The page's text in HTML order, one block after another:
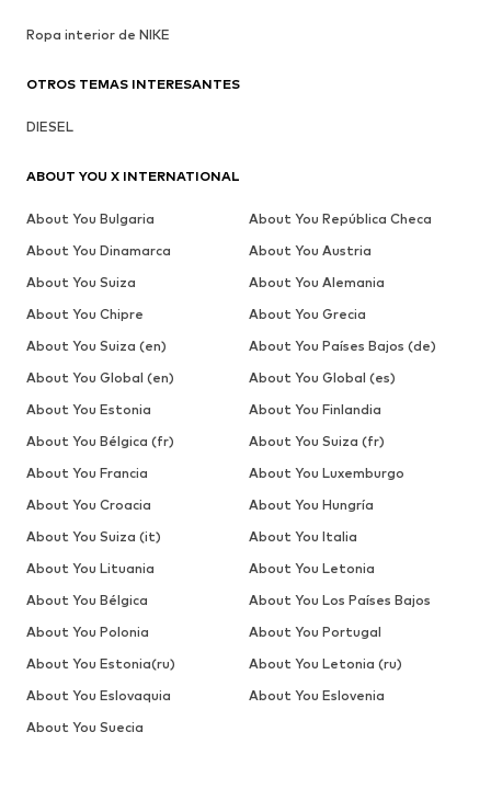
Ropa interior de NIKE
OTROS TEMAS INTERESANTES
DIESEL
ABOUT YOU X INTERNATIONAL
About You Bulgaria
About You República Checa
About You Dinamarca
About You Austria
About You Suiza
About You Alemania
About You Chipre
About You Grecia
About You Suiza (en)
About You Países Bajos (de)
About You Global (en)
About You Global (es)
About You Estonia
About You Finlandia
About You Bélgica (fr)
About You Suiza (fr)
About You Francia
About You Luxemburgo
About You Croacia
About You Hungría
About You Suiza (it)
About You Italia
About You Lituania
About You Letonia
About You Bélgica
About You Los Países Bajos
About You Polonia
About You Portugal
About You Estonia(ru)
About You Letonia (ru)
About You Eslovaquia
About You Eslovenia
About You Suecia